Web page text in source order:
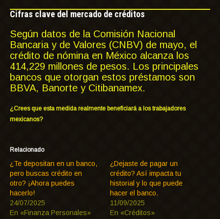
Cifras clave del mercado de créditos
Según datos de la Comisión Nacional
Bancaria y de Valores (CNBV) de mayo, el
crédito de nómina en México alcanza los
414,229 millones de pesos. Los principales
bancos que otorgan estos préstamos son
BBVA, Banorte y Citibanamex.
¿Crees que esta medida realmente beneficiará a los trabajadores
mexicanos?
Relacionado
¿Te depositan en un banco,
pero buscas crédito en
otro? ¡Ahora puedes
hacerlo!
24/07/2025
En «Finanza Personales»
¿Dejaste de pagar un
crédito? Así impacta tu
historial y lo que puede
hacer el banco.
11/09/2025
En «Créditos»